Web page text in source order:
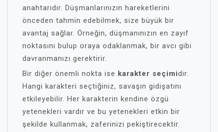
anahtarıdır. Düşmanlarınızın hareketlerini
önceden tahmin edebilmek, size büyük bir
avantaj sağlar. Örneğin, düşmanınızın en zayıf
noktasını bulup oraya odaklanmak, bir avcı gibi
davranmanızı gerektirir.
Bir diğer önemli nokta ise karakter seçimidir.
Hangi karakteri seçtiğiniz, savaşın gidişatını
etkileyebilir. Her karakterin kendine özgü
yetenekleri vardır ve bu yetenekleri etkin bir
şekilde kullanmak, zaferinizi pekiştirecektir.